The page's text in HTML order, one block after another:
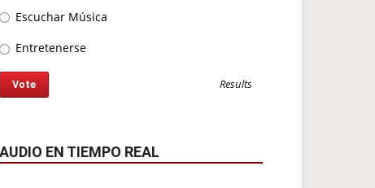
Escuchar Música
Entretenerse
Results
AUDIO EN TIEMPO REAL